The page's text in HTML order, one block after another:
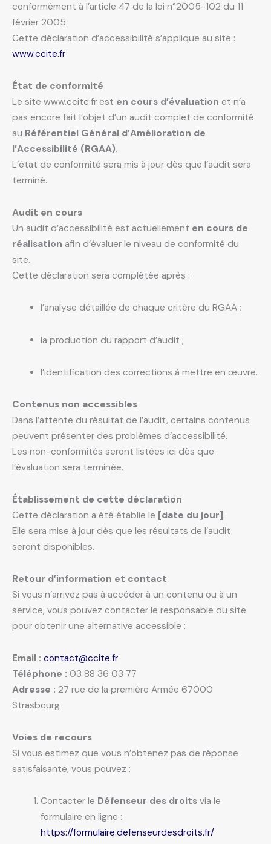
conformément à l’article 47 de la loi n°2005-102 du 11
février 2005.
Cette déclaration d’accessibilité s’applique au site :
www.ccite.fr
État de conformité
Le site www.ccite.fr est en cours d’évaluation et n’a
pas encore fait l’objet d’un audit complet de conformité
au Référentiel Général d’Amélioration de
l’Accessibilité (RGAA).
L’état de conformité sera mis à jour dès que l’audit sera
terminé.
Audit en cours
Un audit d’accessibilité est actuellement en cours de
réalisation afin d’évaluer le niveau de conformité du
site.
Cette déclaration sera complétée après :
l’analyse détaillée de chaque critère du RGAA ;
la production du rapport d’audit ;
l’identification des corrections à mettre en œuvre.
Contenus non accessibles
Dans l’attente du résultat de l’audit, certains contenus
peuvent présenter des problèmes d’accessibilité.
Les non-conformités seront listées ici dès que
l’évaluation sera terminée.
Établissement de cette déclaration
Cette déclaration a été établie le [date du jour].
Elle sera mise à jour dès que les résultats de l’audit
seront disponibles.
Retour d’information et contact
Si vous n’arrivez pas à accéder à un contenu ou à un
service, vous pouvez contacter le responsable du site
pour obtenir une alternative accessible :
Email : contact@ccite.fr
Téléphone : 03 88 36 03 77
Adresse : 27 rue de la première Armée 67000
Strasbourg
Voies de recours
Si vous estimez que vous n’obtenez pas de réponse
satisfaisante, vous pouvez :
Contacter le Défenseur des droitsvia le
formulaire en ligne :
https://formulaire.defenseurdesdroits.fr/